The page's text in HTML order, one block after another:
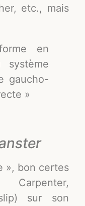
etc., mais
en
système
gaucho-
»
», bon certes
sur son